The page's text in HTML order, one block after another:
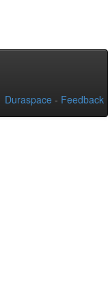
Duraspace - Feedback